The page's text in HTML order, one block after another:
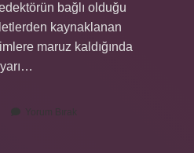
bağlı olduğu
kaynaklanan
maruz kaldığında
Yorum Bırak